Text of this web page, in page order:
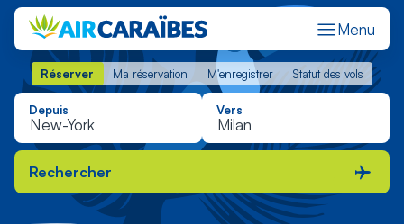
Menu
Réserver Ma réservation M'enregistrer Statut des vols
Réserver Ma réservation M'enregistrer Statut des vols
Depuis Vers
Rechercher